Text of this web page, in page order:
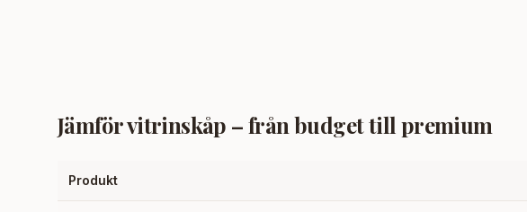
Jämförvitrinskåp – från budget till premium
Produkt